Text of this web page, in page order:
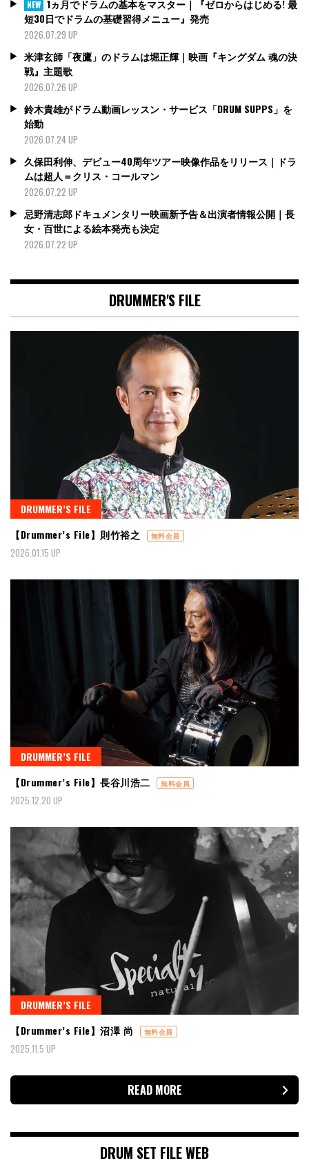
NEW 1ヵ月でドラムの基本をマスター｜『ゼロからはじめる! 最
短30日でドラムの基礎習得メニュー』発売
2026.07.29 UP
米津玄師「夜鷹」のドラムは堀正輝｜映画『キングダム 魂の決
戦』主題歌
2026.07.26 UP
鈴木貴雄がドラム動画レッスン・サービス「DRUM SUPPS」を
始動
2026.07.24 UP
久保田利伸、デビュー40周年ツアー映像作品をリリース｜ドラ
ムは超人＝クリス・コールマン
2026.07.22 UP
忌野清志郎ドキュメンタリー映画新予告＆出演者情報公開｜長
女・百世による絵本発売も決定
2026.07.22 UP
DRUMMER'S FILE
DRUMMER’S FILE
【Drummer’s File】則竹裕之
無料会員
2026.01.15 UP
DRUMMER’S FILE
【Drummer’s File】長谷川浩二
無料会員
2025.12.20 UP
DRUMMER’S FILE
【Drummer’s File】沼澤 尚
無料会員
2025.11.5 UP
READ MORE
DRUM SET FILE WEB